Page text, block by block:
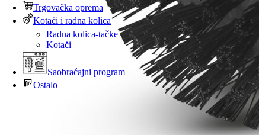
Trgovačka oprema
Kotači i radna kolica
Radna kolica-tačke
Kotači
Saobraćajni program
Ostalo